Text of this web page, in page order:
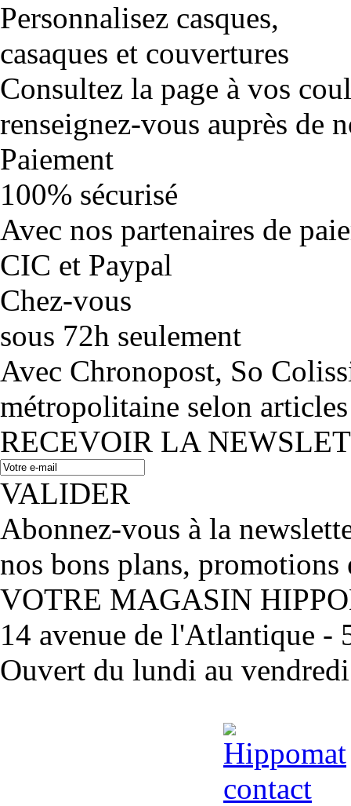
Personnalisez casques,
casaques et couvertures
Consultez la page à vos
renseignez-vous auprès de
Paiement
100% sécurisé
Avec nos partenaires de
CIC et Paypal
Chez-vous
sous 72h seulement
Avec Chronopost, So
métropolitaine selon
RECEVOIR LA
VALIDER
Abonnez-vous à la
nos bons plans, promotions
VOTRE MAGASIN
14 avenue de l'Atlantique -
Ouvert du lundi au